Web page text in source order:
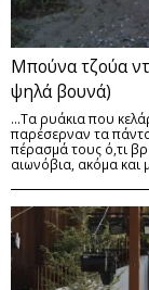
Μπούνα τζούα
ψηλά βουνά)
...Τα ρυάκια που
παρέσερναν τα
πέρασμά τους ό,τι
αιωνόβια, ακόμα και